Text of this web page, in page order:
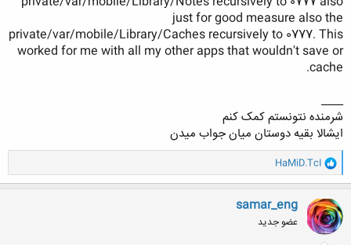
just for good measure also the
private/var/mobile/Library/Caches recursively to 0777. This
worked for me with all my other apps that wouldn't save or
cache.
____
شرمنده نتونستم کمک کنم
ایشالا بقیه دوستان میان جواب میدن
و
ا
ک
ن
ش
ه
ا
HaMiD.TcI
samar_eng
عضو جدید